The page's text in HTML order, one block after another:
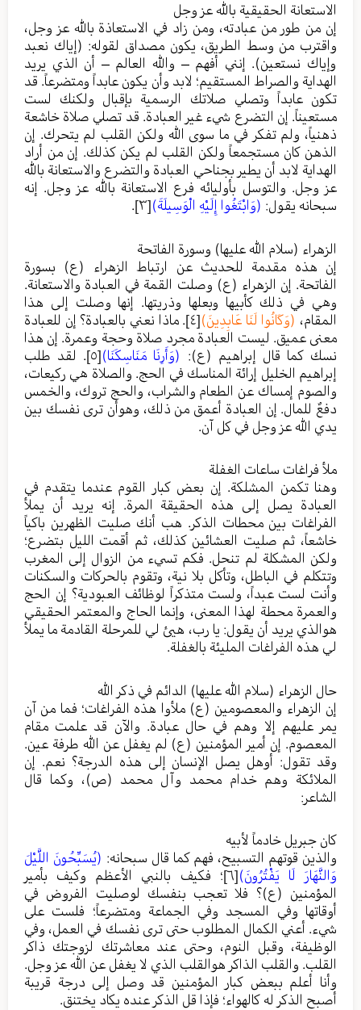
الاستعانة الحقيقية بالله عز وجل
إن من طور من عبادته، ومن زاد في الاستعاذة بالله عز وجل،
واقترب من وسط الطريق، يكون مصداق لقوله: (إياك نعبد
وإياك نستعين). إنني أفهم – والله العالم – أن الذي يريد
الهداية والصراط المستقيم؛ لابد وأن يكون عابداً ومتضرعاً. قد
تكون عابداً وتصلي صلاتك الرسمية بإقبال ولكنك لست
مستعيناً. إن التضرع شيء غير العبادة. قد تصلي صلاة خاشعة
ذهنياً، ولم تفكر في ما سوى الله ولكن القلب لم يتحرك. إن
الذهن كان مستجمعاً ولكن القلب لم يكن كذلك. إن من أراد
الهداية لابد أن يطير بجناحي العبادة والتضرع والاستعانة بالله
عز وجل. والتوسل بأوليائه فرع الاستعانة بالله عز وجل. إنه
سبحانه يقول: (وَابْتَغُوا إِلَيْهِ الْوَسِيلَةَ)[٣] .
الزهراء (سلام الله عليها) وسورة الفاتحة
إن هذه مقدمة للحديث عن ارتباط الزهراء (ع) بسورة
الفاتحة. إن الزهراء (ع) وصلت القمة في العبادة والاستعانة.
وهي في ذلك كأبيها وبعلها وذريتها. إنها وصلت إلى هذا
المقام، (وَكَانُوا لَنَا عَابِدِينَ)[٤]
. ماذا نعني بالعبادة؟ إن للعبادة
معنى عميق. ليست العبادة مجرد صلاة وحجة وعمرة. إن هذا
نسك كما قال إبراهيم (ع): (وَأَرِنَا مَنَاسِكَنَا)[٥]
. لقد طلب
إبراهيم الخليل إرائة المناسك في الحج. والصلاة هي ركيعات،
والصوم إمساك عن الطعام والشراب، والحج تروك، والخمس
دفعٌ للمال. إن العبادة أعمق من ذلك، وهوأن ترى نفسك بين
يدي الله عز وجل في كل آن.
ملأ فراغات ساعات الغفلة
وهنا تكمن المشلكة. إن بعض كبار القوم عندما يتقدم في
العبادة يصل إلى هذه الحقيقة المرة. إنه يريد أن يملأ
الفراغات بين محطات الذكر. هب أنك صليت الظهرين باكياً
خاشعاً، ثم صليت العشائين كذلك، ثم أقمت الليل بتضرع؛
ولكن المشكلة لم تنحل. فكم تسيء من الزوال إلى المغرب
وتتكلم في الباطل، وتأكل بلا نية، وتقوم بالحركات والسكنات
وأنت لست عبداً، ولست متذكراً لوظائف العبودية؟ إن الحج
والعمرة محطة لهذا المعنى، وإنما الحاج والمعتمر الحقيقي
هوالذي يريد أن يقول: يا رب، هيئ لي للمرحلة القادمة ما يملأ
لي هذه الفراغات المليئة بالغفلة.
حال الزهراء (سلام الله عليها) الدائم في ذكر الله
إن الزهراء والمعصومين (ع) ملأوا هذه الفراغات؛ فما من آن
يمر عليهم إلا وهم في حال عبادة. والآن قد علمت مقام
المعصوم. إن أمير المؤمنين (ع) لم يغفل عن الله طرفة عين.
وقد تقول: أوهل يصل الإنسان إلى هذه الدرجة؟ نعم. إن
الملائكة وهم خدام محمد وآل محمد (ص)، وكما قال
الشاعر:
كان جبريل خادماً لأبيه
والذين قوتهم التسبيح، فهم كما قال سبحانه: (يُسَبِّحُونَ اللَّيْلَ
وَالنَّهَارَ لَا يَفْتُرُونَ)[٦]
؛ فكيف بالنبي الأعظم وكيف بأمير
المؤمنين (ع)؟ فلا تعجب بنفسك لوصليت الفروض في
أوقاتها وفي المسجد وفي الجماعة ومتضرعاً؛ فلست على
شيء. أعني الكمال المطلوب حتى ترى نفسك في العمل، وفي
الوظيفة، وقبل النوم، وحتى عند معاشرتك لزوجتك ذاكر
القلب. والقلب الذاكر هوالقلب الذي لا يغفل عن الله عز وجل.
وأنا أعلم ببعض كبار المؤمنين قد وصل إلى درجة قريبة
أصبح الذكر له كالهواء؛ فإذا قل الذكر عنده يكاد يختنق.